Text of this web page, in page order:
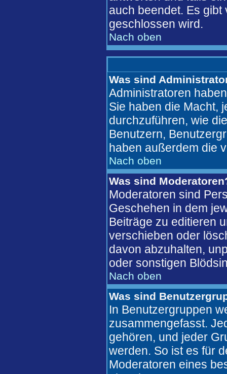
auch beendet. Es
geschlossen wird.
Nach oben
Was sind
Administratoren
Sie haben die Macht,
durchzuführen, wie
Benutzern,
haben außerdem die
Nach oben
Was sind
Moderatoren sind
Geschehen in dem
Beiträge zu editieren
verschieben oder
davon abzuhalten,
oder sonstigen
Nach oben
Was sind
In Benutzergruppen
zusammengefasst.
gehören, und jeder
werden. So ist es für
Moderatoren eines